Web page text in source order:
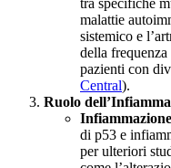
tra specifiche
malattie
sistemico e
della
pazienti con
Central)​​​.
Ruolo
di p53 e
per ulteriori